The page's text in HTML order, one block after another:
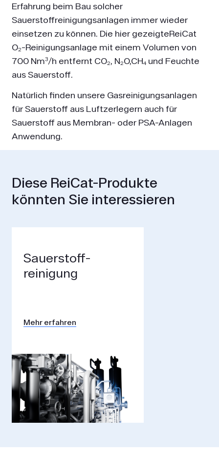
Erfahrung beim Bau solcher
Sauerstoffreinigungsanlagen immer wieder
einsetzen zu können. Die hier gezeigteReiCat
O₂-Reinigungsanlage mit einem Volumen von
700 Nm³/h entfernt CO₂, N₂O,CH₄ und Feuchte
aus Sauerstoff.
Natürlich finden unsere Gasreinigungsanlagen
für Sauerstoff aus Luftzerlegern auch für
Sauerstoff aus Membran- oder PSA-Anlagen
Anwendung.
Diese ReiCat-Produkte
könnten Sie interessieren
Sauerstoff­
reinigung
Mehr erfahren